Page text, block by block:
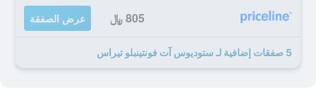
805 ﷼ عرض الصفقة
5 صفقات إضافية لـ ستوديوس آت فونتينبلو تيراس